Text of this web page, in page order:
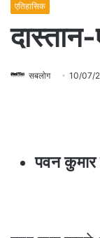
एतिहासिक
सबलोग 10/07/
पवन कुमार